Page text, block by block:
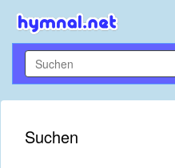
Suchen